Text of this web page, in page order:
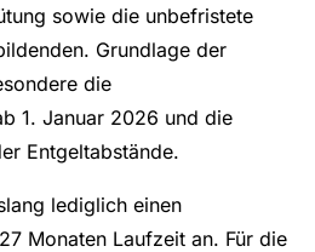
sowie die unbefristete
Grundlage der
die
1. Januar 2026 und die
Entgeltabstände.
lediglich einen
Monaten Laufzeit an. Für die